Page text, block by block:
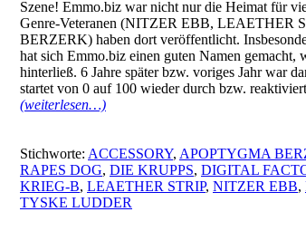
Szene! Emmo.biz war nicht nur die Heimat für
Genre-Veteranen (NITZER EBB, LEAETHER
BERZERK) haben dort veröffentlicht.
hat sich Emmo.biz einen guten Namen gemacht,
hinterließ. 6 Jahre später bzw. voriges Jahr war
startet von 0 auf 100 wieder durch bzw.
(weiterlesen…)
Stichworte: ACCESSORY, APOPTYGMA
RAPES DOG, DIE KRUPPS, DIGITAL
KRIEG-B, LEAETHER STRIP, NITZER EBB,
TYSKE LUDDER